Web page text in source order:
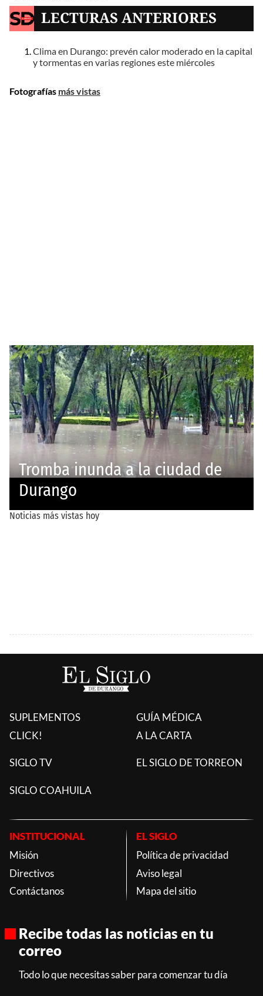
LECTURAS ANTERIORES
Clima en Durango: prevén calor moderado en la capital
y tormentas en varias regiones este miércoles
Fotografías más vistas
SUPLEMENTOS
CLICK!
GUÍA MÉDICA
A LA CARTA
SIGLO TV EL SIGLO DE TORREON
SIGLO COAHUILA
INSTITUCIONAL
Misión
Directivos
Contáctanos
EL SIGLO
Política de privacidad
Aviso legal
Mapa del sitio
Recibe todas las noticias en tu
correo
Todo lo que necesitas saber para comenzar tu día